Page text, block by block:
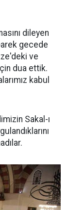
dileyen
gecede
ve
dua ettik.
kabul
Sakal-ı